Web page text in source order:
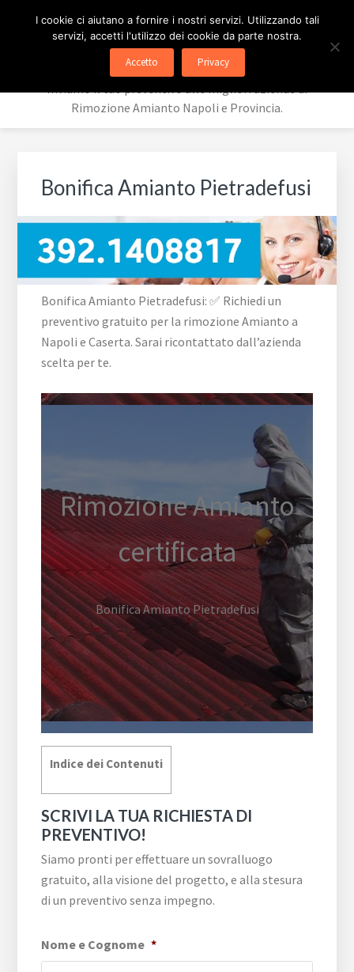
pagina
PREVENTIVI RIMOZIONE
AMIANTO
Inviamo il tuo preventivo alle migliori aziende di
Rimozione Amianto Napoli e Provincia.
Bonifica Amianto Pietradefusi
Bonifica Amianto Pietradefusi: ✅ Richiedi un
preventivo gratuito per la rimozione Amianto a
Napoli e Caserta. Sarai ricontattato dall’azienda
scelta per te.
Rimozione Amianto
certificata
Bonifica Amianto Pietradefusi
Indice dei Contenuti
SCRIVI LA TUA RICHIESTA DI
PREVENTIVO!
Siamo pronti per effettuare un sovralluogo
gratuito, alla visione del progetto, e alla stesura
di un preventivo senza impegno.
Nome e Cognome *
I cookie ci aiutano a fornire i nostri servizi. Utilizzando tali
servizi, accetti l'utilizzo dei cookie da parte nostra.
Accetto Privacy